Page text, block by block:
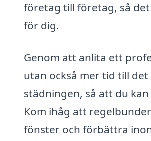
företag till företag, så
för dig.
Genom att anlita ett
utan också mer tid till
städningen, så att du
Kom ihåg att
fönster och förbättra